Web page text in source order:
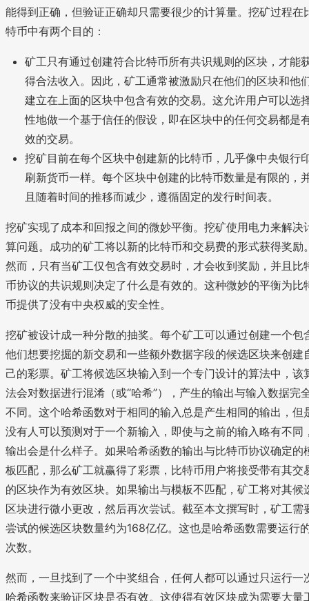
能得到正确，但验证正确却只需要很少的计算量。挖矿过程在
特币中有两个目的：
矿工只有通过创建符合比特币所有共识规则的区块，才能
得合法收入。因此，矿工通常被激励只在他们的区块和他
建立在上面的区块中包含有效的交易。这允许用户可以选
性地做一个基于信任的假设，即在区块中的任何交易都是
效的交易。
挖矿目前在每个区块中创建新的比特币，几乎像中央银行
刷新货币一样。每个区块中创建的比特币数量是有限的，
且随着时间的推移而减少，遵循固定的发行时间表。
挖矿实现了成本和回报之间的微妙平衡。挖矿使用电力来解决
算问题。成功的矿工将以新的比特币和交易费的形式获得奖励
然而，只有当矿工仅包含有效交易时，才会收到奖励，并且比
币协议的共识规则决定了什么是有效的。这种微妙的平衡为比
币提供了没有中央权威的安全性。
挖矿被设计成一种分散的抽奖。每个矿工可以通过创建一个包
他们想要挖掘的新交易和一些额外数据字段的候选区块来创建
己的彩票。矿工将候选区块输入到一个专门设计的算法中，该
法会对数据进行混淆（或“哈希”），产生的输出与输入数据完
不同。这个哈希函数对于相同的输入总是产生相同的输出，但
没有人可以预测对于一个新输入，即使与之前的输入略有不同
输出会是什么样子。如果哈希函数的输出与比特币协议确定的
板匹配，那么矿工就赢得了彩票，比特币用户将接受带有其交
的区块作为有效区块。如果输出与模板不匹配，矿工将对其候
区块进行微小更改，然后再次尝试。截至本文撰写时，矿工需
尝试的候选区块数量约为168亿亿。这也是哈希函数需要运行
次数。
然而，一旦找到了一个中奖组合，任何人都可以通过只运行一
哈希函数来验证区块是否有效。这使得有效区块成为需要大量